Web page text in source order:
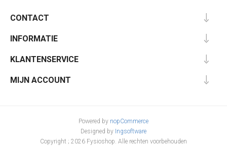
CONTACT
INFORMATIE
KLANTENSERVICE
MIJN ACCOUNT
Powered by nopCommerce
Designed by Ingsoftware
Copyright ; 2026 Fysioshop. Alle rechten voorbehouden